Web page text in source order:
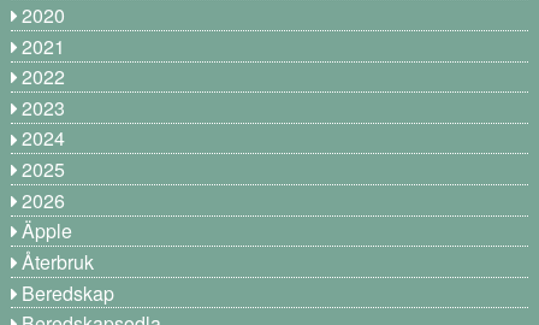
2020
2021
2022
2023
2024
2025
2026
Äpple
Återbruk
Beredskap